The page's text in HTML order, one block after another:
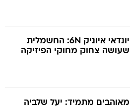
יונדאי איוניק 6N: החשמלית
שעושה צחוק מחוקי הפיזיקה
מאוהבים מתמיד: יעל שלביה